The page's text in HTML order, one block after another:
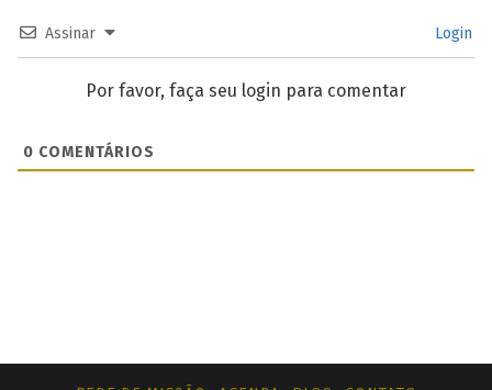
Assinar Login
Por favor, faça seu login para comentar
0 COMENTÁRIOS